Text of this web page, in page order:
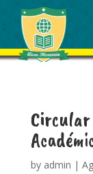
Circular
by admin |